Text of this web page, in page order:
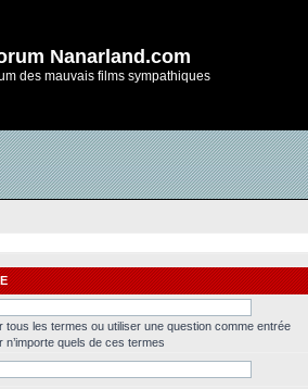
Nanarland.com
des mauvais films sympathiques
tous les termes ou utiliser une question comme entrée
n’importe quels de ces termes